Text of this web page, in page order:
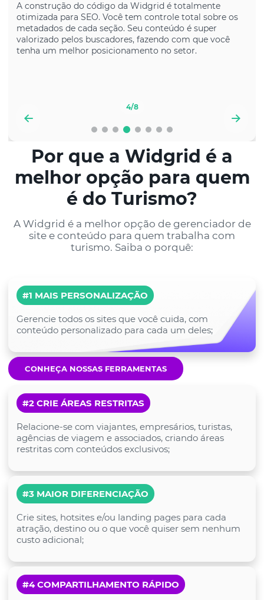
A construção do código da Widgrid é totalmente
otimizada para SEO. Você tem controle total sobre os
metadados de cada seção. Seu conteúdo é super
valorizado pelos buscadores, fazendo com que você
tenha um melhor posicionamento no setor.
4/8
Por que a Widgrid é a
melhor opção para quem
é do Turismo?
A Widgrid é a melhor opção de gerenciador de
site e conteúdo para quem trabalha com
turismo. Saiba o porquê:
#1 MAIS PERSONALIZAÇÃO
Gerencie todos os sites que você cuida, com
conteúdo personalizado para cada um deles;
CONHEÇA NOSSAS FERRAMENTAS
#2 CRIE ÁREAS RESTRITAS
Relacione-se com viajantes, empresários, turistas,
agências de viagem e associados, criando áreas
restritas com conteúdos exclusivos;
#3 MAIOR DIFERENCIAÇÃO
Crie sites, hotsites e/ou landing pages para cada
atração, destino ou o que você quiser sem nenhum
custo adicional;
#4 COMPARTILHAMENTO RÁPIDO